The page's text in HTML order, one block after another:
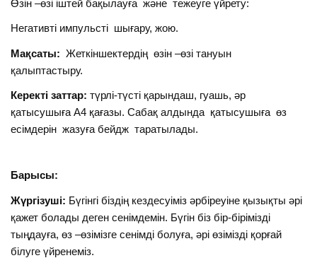
Өзін –өзі іштей бақылауға және тежеуге үйрету:
Негативті импульсті шығару, жою.
Мақсаты:Жеткіншектердің өзін –өзі тануын
қалыптастыру.
Керекті заттар:түрлі-түсті қарындаш, гуашь, әр
қатысушыға А4 қағазы. Сабақ алдында қатысушыға өз
есімдерін жазуға бейдж таратылады.
Барысы:
Жүргізуші: Бүгінгі біздің кездесуіміз әрбіреуіне қызықты әрі
қажет болады деген сенімдемін. Бүгін біз бір-бірімізді
тыңдауға, өз –өзімізге сенімді болуға, әрі өзімізді қорғай
білуге үйренеміз.